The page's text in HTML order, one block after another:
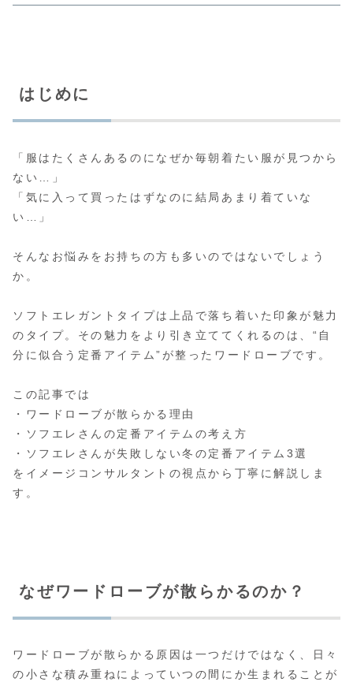
はじめに
「服はたくさんあるのになぜか毎朝着たい服が見つから
ない…」
「気に入って買ったはずなのに結局あまり着ていな
い…」
そんなお悩みをお持ちの方も多いのではないでしょう
か。
ソフトエレガントタイプは上品で落ち着いた印象が魅力
のタイプ。その魅力をより引き立ててくれるのは、“自
分に似合う定番アイテム”が整ったワードローブです。
この記事では
・ワードローブが散らかる理由
・ソフエレさんの定番アイテムの考え方
・ソフエレさんが失敗しない冬の定番アイテム3選
をイメージコンサルタントの視点から丁寧に解説しま
す。
なぜワードローブが散らかるのか？
ワードローブが散らかる原因は一つだけではなく、日々
の小さな積み重ねによっていつの間にか生まれることが